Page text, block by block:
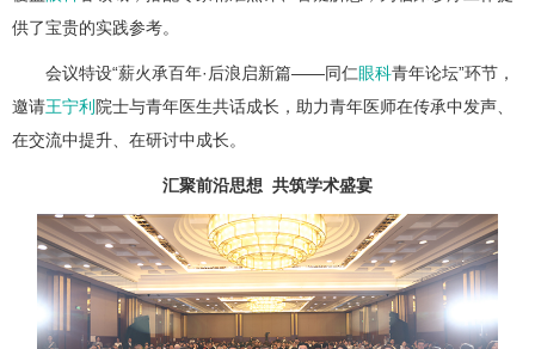
供了宝贵的实践参考。
会议特设“薪火承百年·后浪启新篇——同仁眼科青年论坛”环节，
邀请王宁利 院士与青年医生共话成长，助力青年医师在传承中发声、
在交流中提升、在研讨中成长。
汇聚前沿思想 共筑学术盛宴